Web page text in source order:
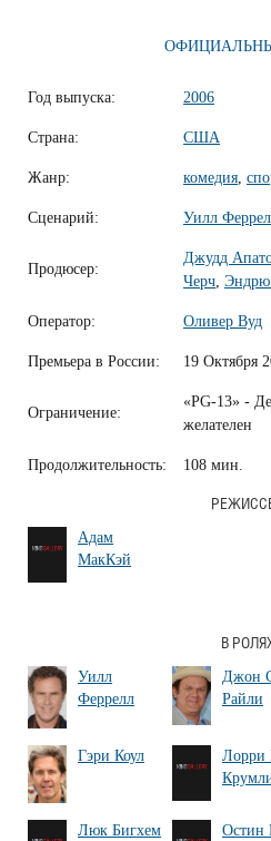
Год выпуска: 2006
Страна: США
Жанр: комедия,
Сценарий: Уилл
Продюсер:
Джудд
Черч,
Оператор: Оливер Вуд
Премьера в России: 19 Октября
Ограничение:
«PG-13» -
желателен
Продолжительность: 108 мин.
Адам
МакКэй
В
Уилл
Феррелл
Джон
Райли
Гэри Коул
Лорри
Люк Бигхем Остин